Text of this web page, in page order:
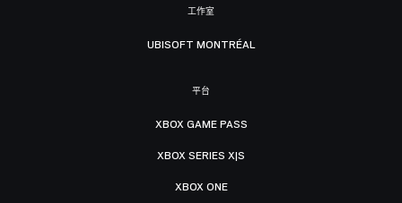
工作室
UBISOFT MONTRÉAL
平台
XBOX GAME PASS
XBOX SERIES X|S
XBOX ONE